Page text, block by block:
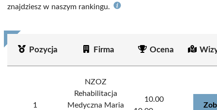
znajdziesz w naszym rankingu.
Pozycja Firma Ocena
1
NZOZ
Rehabilitacja
Medyczna Maria
10.00